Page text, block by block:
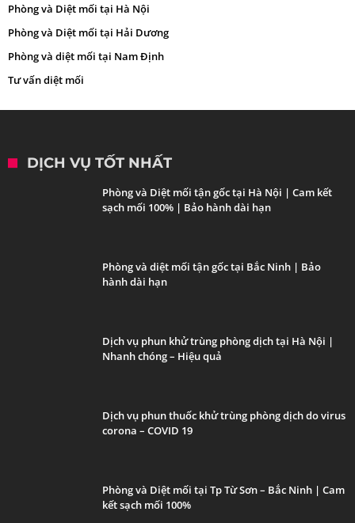
Phòng và Diệt mối tại Hà Nội
Phòng và Diệt mối tại Hải Dương
Phòng và diệt mối tại Nam Định
Tư vấn diệt mối
DỊCH VỤ TỐT NHẤT
Phòng và Diệt mối tận gốc tại Hà Nội | Cam kết
sạch mối 100% | Bảo hành dài hạn
Phòng và diệt mối tận gốc tại Bắc Ninh | Bảo
hành dài hạn
Dịch vụ phun khử trùng phòng dịch tại Hà Nội |
Nhanh chóng – Hiệu quả
Dịch vụ phun thuốc khử trùng phòng dịch do virus
corona – COVID 19
Phòng và Diệt mối tại Tp Từ Sơn – Bắc Ninh | Cam
kết sạch mối 100%